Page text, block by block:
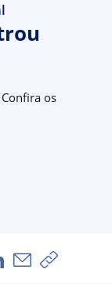
os
no Facebook
no X
Compartilhar no
Compartilhar
Copiar